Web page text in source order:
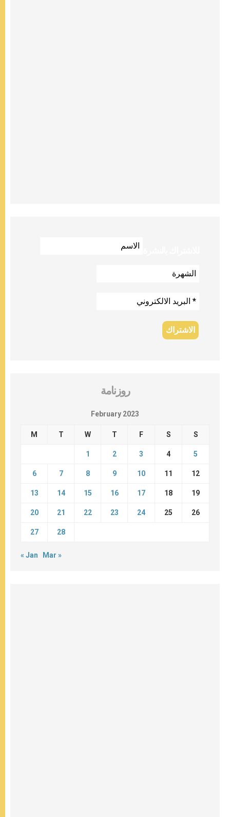
روزنامة
February 2023
M T W T F S S
1 2 3 4 5
6 7 8 9 10 11 12
13 14 15 16 17 18 19
20 21 22 23 24 25 26
27 28
« Jan Mar »